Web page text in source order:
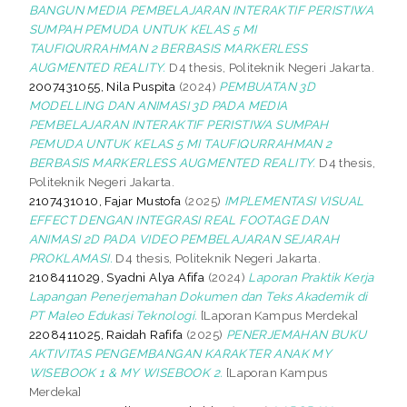
BANGUN MEDIA PEMBELAJARAN INTERAKTIF PERISTIWA
SUMPAH PEMUDA UNTUK KELAS 5 MI
TAUFIQURRAHMAN 2 BERBASIS MARKERLESS
AUGMENTED REALITY. D4 thesis, Politeknik Negeri Jakarta.
2007431055, Nila Puspita (2024) PEMBUATAN 3D
MODELLING DAN ANIMASI 3D PADA MEDIA
PEMBELAJARAN INTERAKTIF PERISTIWA SUMPAH
PEMUDA UNTUK KELAS 5 MI TAUFIQURRAHMAN 2
BERBASIS MARKERLESS AUGMENTED REALITY. D4 thesis,
Politeknik Negeri Jakarta.
2107431010, Fajar Mustofa (2025) IMPLEMENTASI VISUAL
EFFECT DENGAN INTEGRASI REAL FOOTAGE DAN
ANIMASI 2D PADA VIDEO PEMBELAJARAN SEJARAH
PROKLAMASI. D4 thesis, Politeknik Negeri Jakarta.
2108411029, Syadni Alya Afifa (2024) Laporan Praktik Kerja
Lapangan Penerjemahan Dokumen dan Teks Akademik di
PT Maleo Edukasi Teknologi. [Laporan Kampus Merdeka]
2208411025, Raidah Rafifa (2025) PENERJEMAHAN BUKU
AKTIVITAS PENGEMBANGAN KARAKTER ANAK MY
WISEBOOK 1 & MY WISEBOOK 2. [Laporan Kampus
Merdeka]